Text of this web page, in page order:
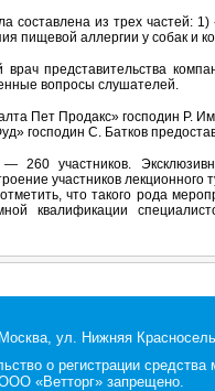
составлена из трех частей:
пищевой аллергии у собак и
врач представительства
вопросы слушателей.
Пет Продакс» господин Р.
господин С. Батков
260 участников.
участников лекционного
что такого рода
квалификации
ул. Нижняя
о регистрации средства
«Ветторг» запрещено.